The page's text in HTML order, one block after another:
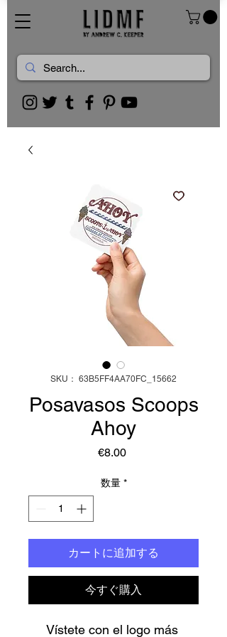
SKU： 63B5FF4AA70FC_15662
Posavasos Scoops
Ahoy
€8.00価
数量 *
カートに追加する
今すぐ購入
Vístete con el logo más